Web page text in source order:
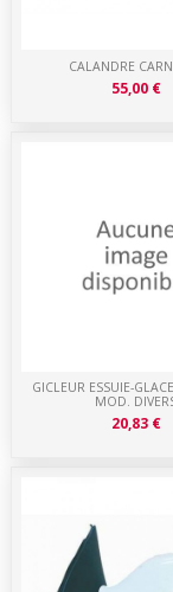
GICLEUR ESSUIE-
MOD.
20,83 €
CALANDRE
55,00 €